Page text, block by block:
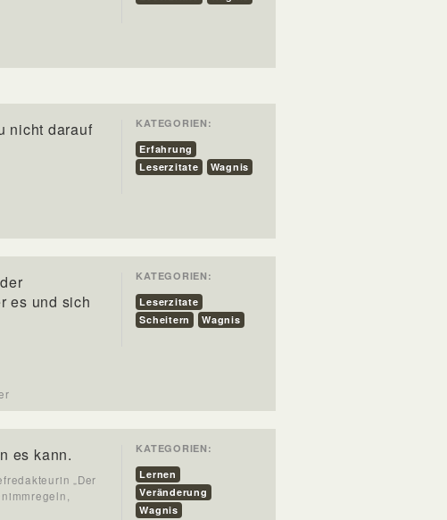
nicht darauf
KATEGORIEN:
Erfahrung
Leserzitate
Wagnis
es und sich
KATEGORIEN:
Leserzitate
Scheitern
Wagnis
es kann.
„Der
KATEGORIEN:
Lernen
Veränderung
Wagnis